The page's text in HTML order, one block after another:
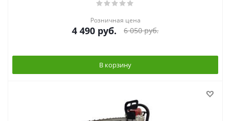
Розничная цена
4 490 руб. 6 050руб.
В корзину